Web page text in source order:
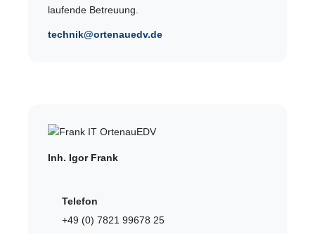
laufende Betreuung.
technik@ortenauedv.de
Inh. Igor Frank
Telefon
+49 (0) 7821 99678 25